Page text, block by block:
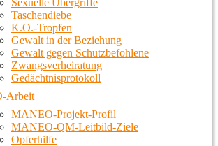
Sexuelle Übergriffe
Taschendiebe
K.O.-Tropfen
Gewalt in der Beziehung
Gewalt gegen Schutzbefohlene
Zwangsverheiratung
Gedächtnisprotokoll
Arbeit
MANEO-Projekt-Profil
MANEO-QM-Leitbild-Ziele
Opferhilfe